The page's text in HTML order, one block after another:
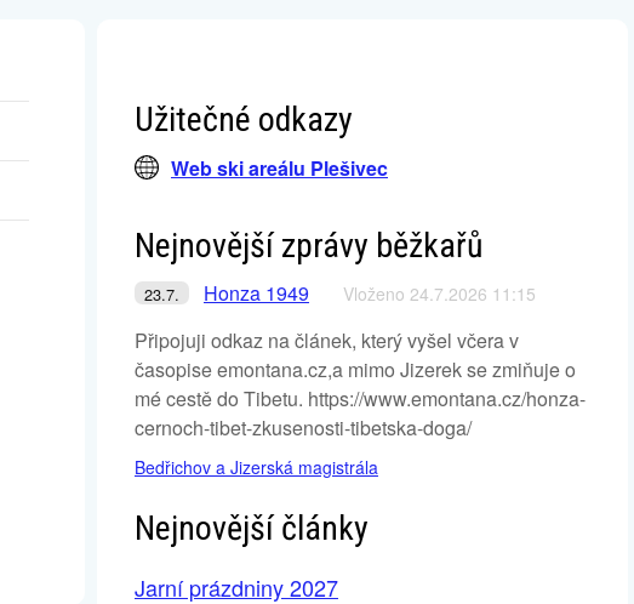
Užitečné odkazy
Web ski areálu Plešivec
Nejnovější zprávy běžkařů
23.7. Honza 1949 Vloženo 24.7.2026 11:15
Připojuji odkaz na článek, který vyšel včera v
časopise emontana.cz,a mimo Jizerek se zmiňuje o
mé cestě do Tibetu. https://www.emontana.cz/honza-
cernoch-tibet-zkusenosti-tibetska-doga/
Bedřichov a Jizerská magistrála
Nejnovější články
Jarní prázdniny 2027